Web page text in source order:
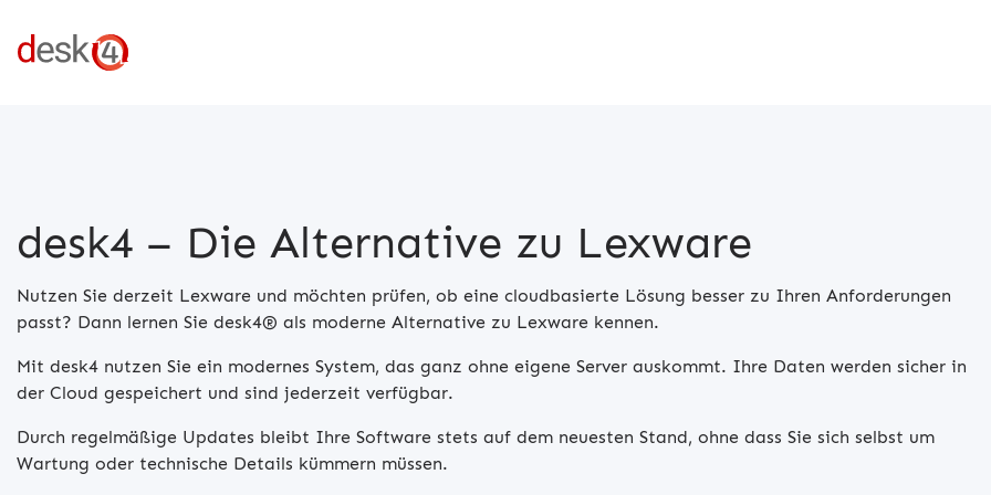
desk4 – Die Alternative zu Lexware
Nutzen Sie derzeit Lexware und möchten prüfen, ob eine cloudbasierte Lösung besser zu Ihren Anforderungen
passt? Dann lernen Sie desk4® als moderne Alternative zu Lexware kennen.
Mit desk4 nutzen Sie ein modernes System, das ganz ohne eigene Server auskommt. Ihre Daten werden sicher in
der Cloud gespeichert und sind jederzeit verfügbar.
Durch regelmäßige Updates bleibt Ihre Software stets auf dem neuesten Stand, ohne dass Sie sich selbst um
Wartung oder technische Details kümmern müssen.